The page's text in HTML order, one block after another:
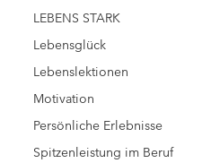
LEBENS STARK
Lebensglück
Lebenslektionen
Motivation
Persönliche Erlebnisse
Spitzenleistung im Beruf